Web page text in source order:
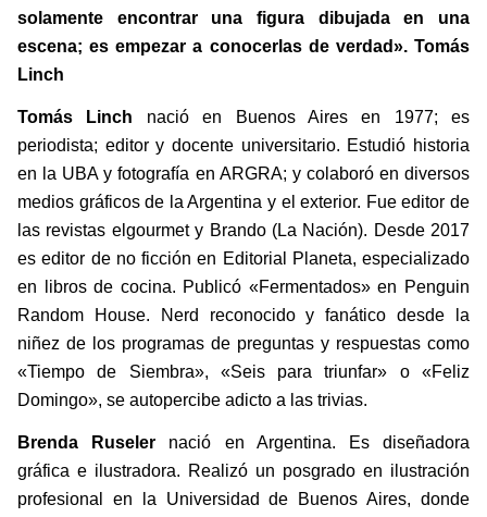
solamente encontrar una figura dibujada en una
escena; es empezar a conocerlas de verdad». Tomás
Linch
Tomás Linch nació en Buenos Aires en 1977; es
periodista; editor y docente universitario. Estudió historia
en la UBA y fotografía en ARGRA; y colaboró en diversos
medios gráficos de la Argentina y el exterior. Fue editor de
las revistas elgourmet y Brando (La Nación). Desde 2017
es editor de no ficción en Editorial Planeta, especializado
en libros de cocina. Publicó «Fermentados» en Penguin
Random House. Nerd reconocido y fanático desde la
niñez de los programas de preguntas y respuestas como
«Tiempo de Siembra», «Seis para triunfar» o «Feliz
Domingo», se autopercibe adicto a las trivias.
Brenda Ruseler nació en Argentina. Es diseñadora
gráfica e ilustradora. Realizó un posgrado en ilustración
profesional en la Universidad de Buenos Aires, donde